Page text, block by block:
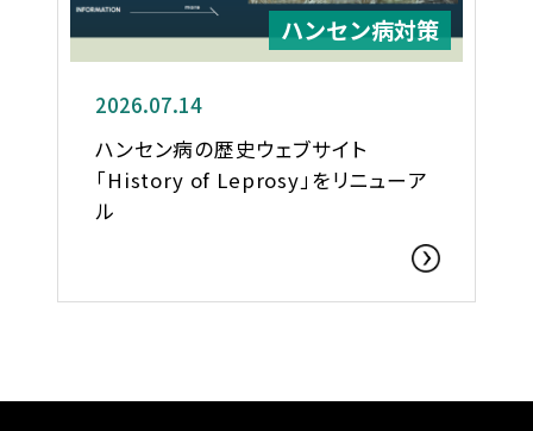
ハンセン病対策
2026.07.14
ハンセン病の歴史ウェブサイト
「History of Leprosy」をリニューア
ル